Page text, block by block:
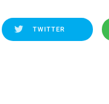
TWITTER